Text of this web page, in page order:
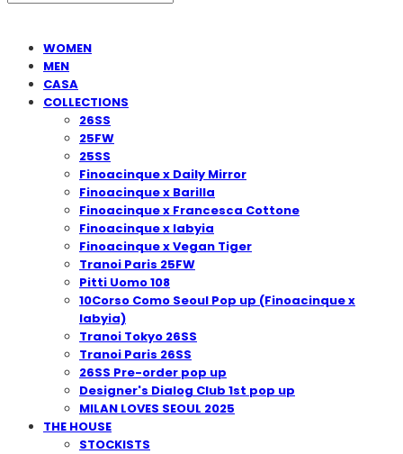
WOMEN
MEN
CASA
COLLECTIONS
26SS
25FW
25SS
Finoacinque x Daily Mirror
Finoacinque x Barilla
Finoacinque x Francesca Cottone
Finoacinque x Iabyia
Finoacinque x Vegan Tiger
Tranoi Paris 25FW
Pitti Uomo 108
10Corso Como Seoul Pop up (Finoacinque x
Iabyia)
Tranoi Tokyo 26SS
Tranoi Paris 26SS
26SS Pre-order pop up
Designer's Dialog Club 1st pop up
MILAN LOVES SEOUL 2025
THE HOUSE
STOCKISTS